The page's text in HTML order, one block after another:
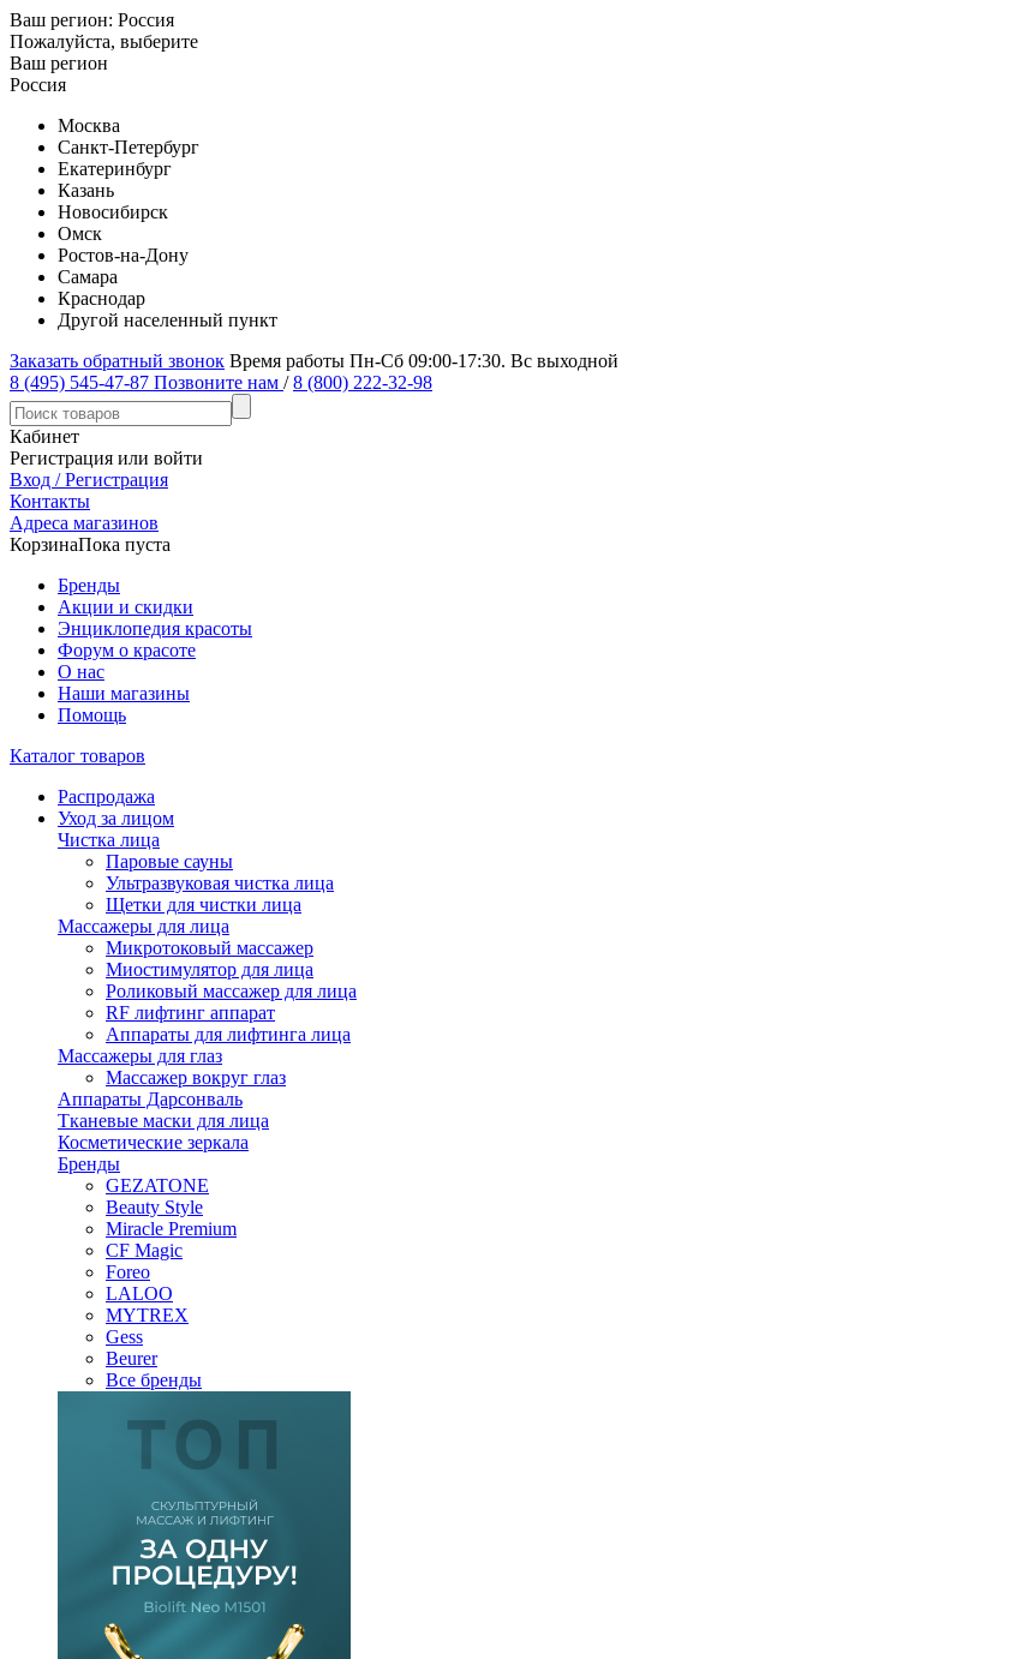
Ваш регион: Россия
Пожалуйста, выберите
Ваш регион
Россия
Москва
Санкт-Петербург
Екатеринбург
Казань
Новосибирск
Омск
Ростов-на-Дону
Самара
Краснодар
Другой населенный пункт
Заказать обратный звонок Время работы Пн-Сб 09:00-17:30. Вс выходной
8 (495) 545-47-87 Позвоните нам / 8 (800) 222-32-98
Кабинет
Регистрация или войти
Вход / Регистрация
Контакты
Адреса магазинов
КорзинаПока пуста
Бренды
Акции и скидки
Энциклопедия красоты
Форум о красоте
О нас
Наши магазины
Помощь
Каталог товаров
Распродажа
Уход за лицом
Чистка лица
Паровые сауны
Ультразвуковая чистка лица
Щетки для чистки лица
Массажеры для лица
Микротоковый массажер
Миостимулятор для лица
Роликовый массажер для лица
RF лифтинг аппарат
Аппараты для лифтинга лица
Массажеры для глаз
Массажер вокруг глаз
Аппараты Дарсонваль
Тканевые маски для лица
Косметические зеркала
Бренды
GEZATONE
Beauty Style
Miracle Premium
CF Magic
Foreo
LALOO
MYTREX
Gess
Beurer
Все бренды